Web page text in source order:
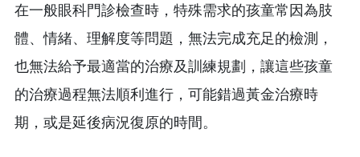
在一般眼科門診檢查時，特殊需求的孩童常因為肢
體、情緒、理解度等問題，無法完成充足的檢測，
也無法給予最適當的治療及訓練規劃，讓這些孩童
的治療過程無法順利進行，可能錯過黃金治療時
期，或是延後病況復原的時間。